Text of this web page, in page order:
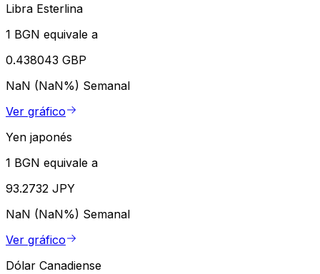
Libra Esterlina
1 BGN equivale a
0.438043 GBP
NaN (NaN%) Semanal
Ver gráfico
Yen japonés
1 BGN equivale a
93.2732 JPY
NaN (NaN%) Semanal
Ver gráfico
Dólar Canadiense